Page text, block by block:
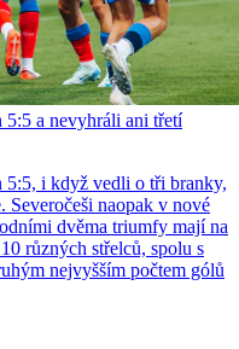
a nevyhráli ani třetí
5:5, i když vedli o tři branky,
naopak v nové
dvěma triumfy mají na
různých střelců, spolu s
nejvyšším počtem gólů